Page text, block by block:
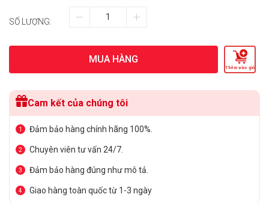
SỐ LƯỢNG:
MUA HÀNG
Thêm vào giỏ
Cam kết của chúng tôi
1 Đảm bảo hàng chính hãng 100%.
2 Chuyên viên tư vấn 24/7.
3 Đảm bảo hàng đúng như mô tả.
4 Giao hàng toàn quốc từ 1-3 ngày